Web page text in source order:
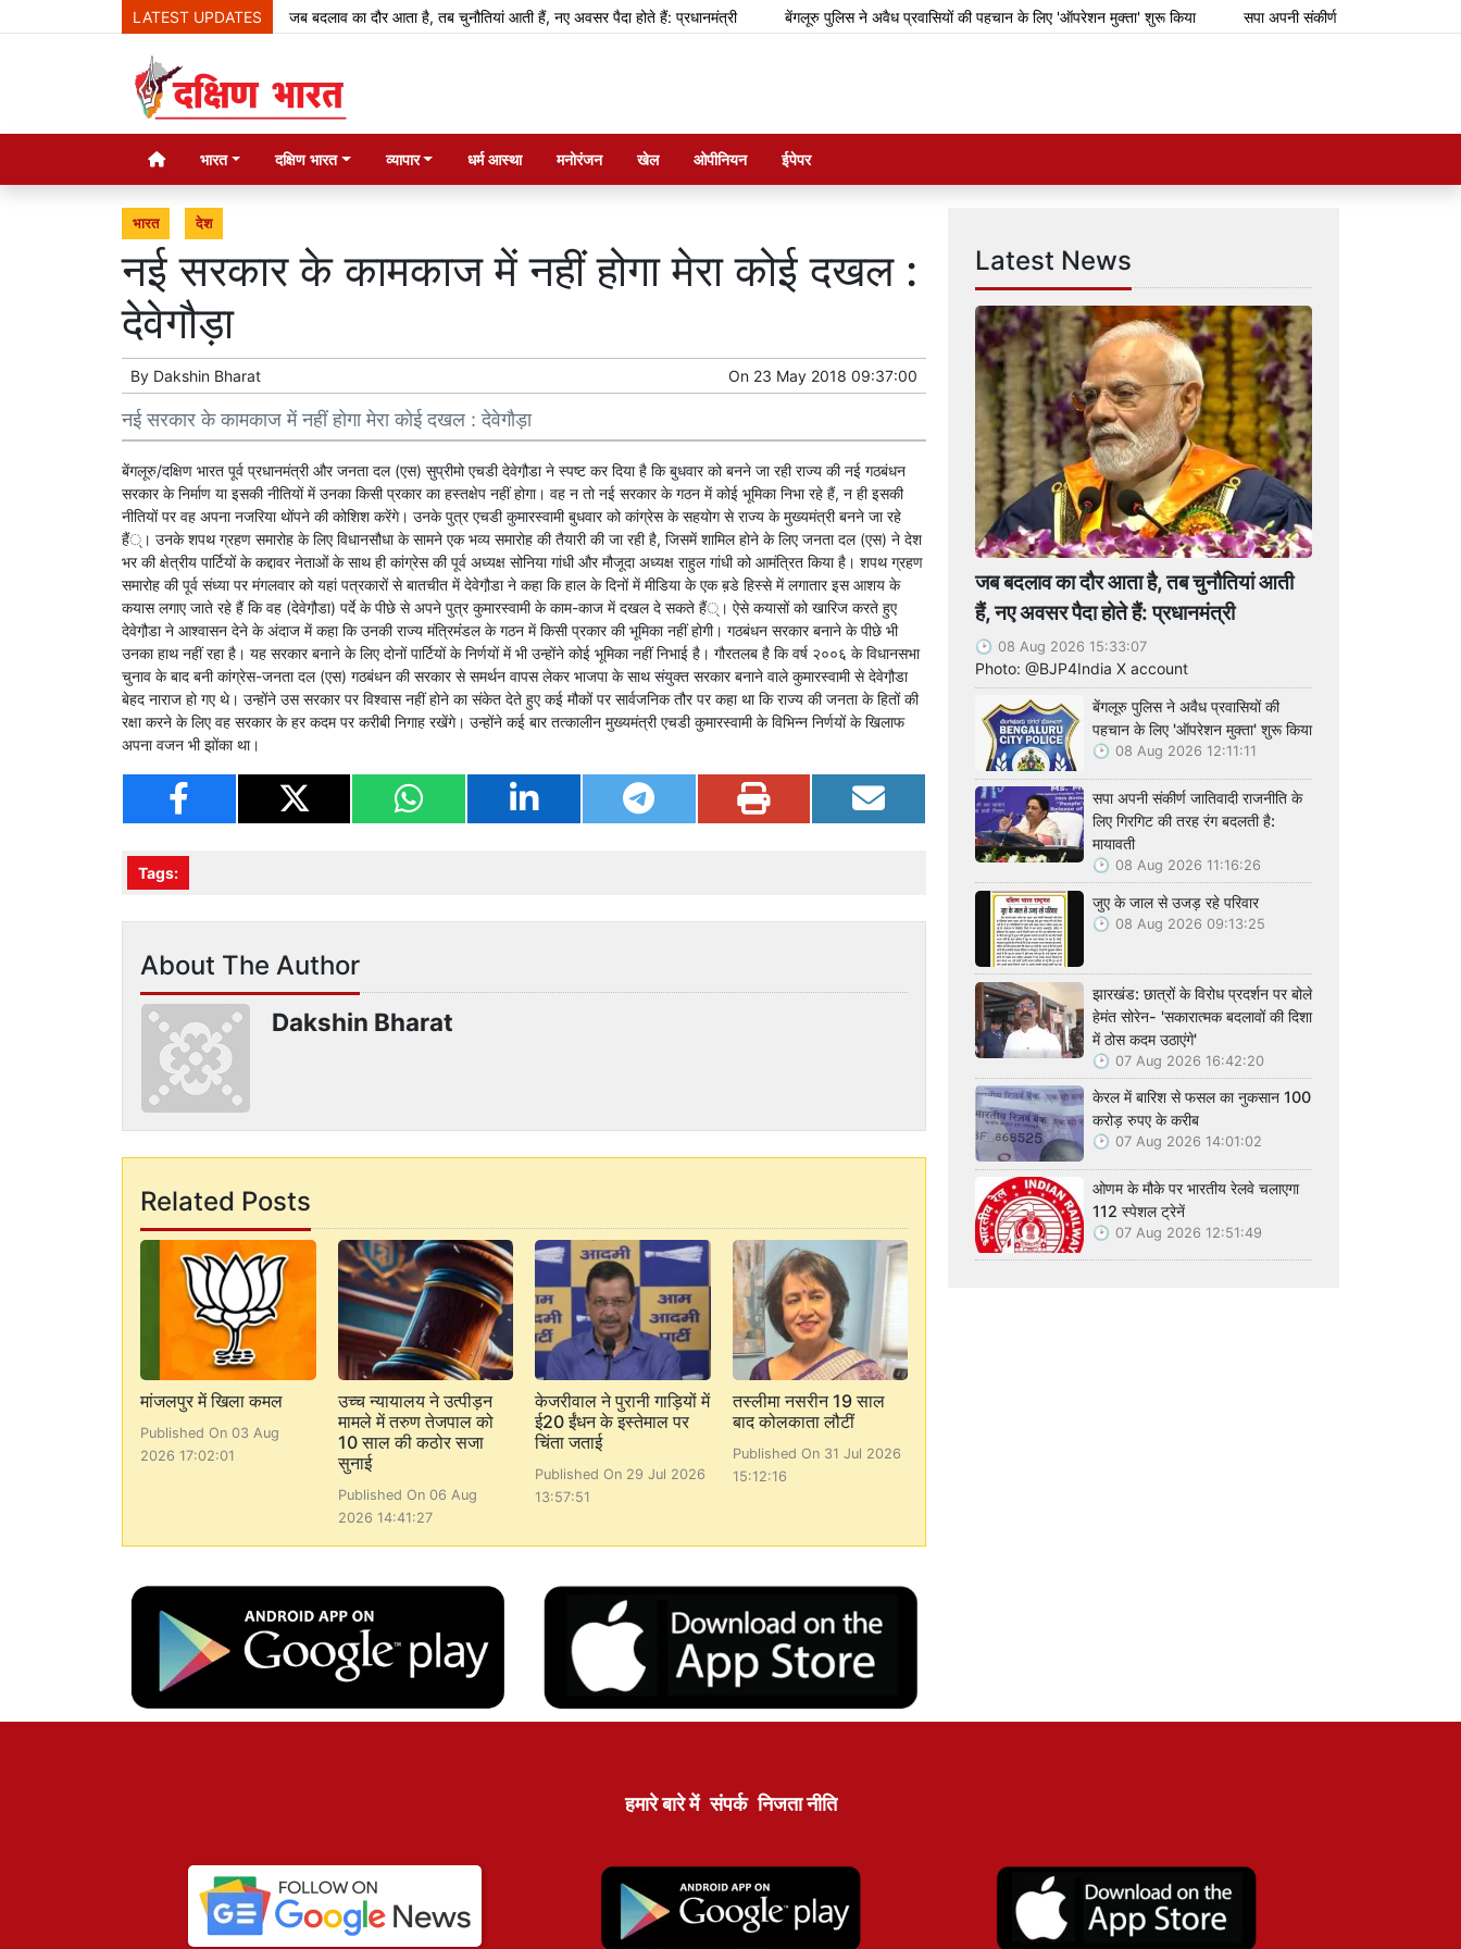
LATEST UPDATESजब बदलाव का दौर आता है, तब चुनौतियां आती हैं, नए अवसर पैदा होते हैं: प्रधानमंत्री बेंगलूरु पुलिस ने अवैध प्रवासियों की पहचान के लिए 'ऑपरेशन मुक्ता' शुरू किया सपा अपनी संकीर्ण जातिवादी राजनीति के लिए
भारत दक्षिण भारत व्यापार धर्म आस्था मनोरंजन खेल ओपीनियन ईपेपर
भारत देश
नई सरकार के कामकाज में नहीं होगा मेरा कोई दखल :
देवेगौड़ा
By Dakshin Bharat On 23 May 2018 09:37:00
नई सरकार के कामकाज में नहीं होगा मेरा कोई दखल : देवेगौड़ा
बेंगलूरु/दक्षिण भारत पूर्व प्रधानमंत्री और जनता दल (एस) सुप्रीमो एचडी देवेगौ़डा ने स्पष्ट कर दिया है कि बुधवार को बनने जा रही राज्य की नई गठबंधन
सरकार के निर्माण या इसकी नीतियों में उनका किसी प्रकार का हस्तक्षेप नहीं होगा। वह न तो नई सरकार के गठन में कोई भूमिका निभा रहे हैं, न ही इसकी
नीतियों पर वह अपना नजरिया थोंपने की कोशिश करेंगे। उनके पुत्र एचडी कुमारस्वामी बुधवार को कांग्रेस के सहयोग से राज्य के मुख्यमंत्री बनने जा रहे
हैं्। उनके शपथ ग्रहण समारोह के लिए विधानसौधा के सामने एक भव्य समारोह की तैयारी की जा रही है, जिसमें शामिल होने के लिए जनता दल (एस) ने देश
भर की क्षेत्रीय पार्टियों के कद्दावर नेताओं के साथ ही कांग्रेस की पूर्व अध्यक्ष सोनिया गांधी और मौजूदा अध्यक्ष राहुल गांधी को आमंत्रित किया है। शपथ ग्रहण
समारोह की पूर्व संध्या पर मंगलवार को यहां पत्रकारों से बातचीत में देवेगौ़डा ने कहा कि हाल के दिनों में मीडिया के एक ब़डे हिस्से में लगातार इस आशय के
कयास लगाए जाते रहे हैं कि वह (देवेगौ़डा) पर्दे के पीछे से अपने पुत्र कुमारस्वामी के काम-काज में दखल दे सकते हैं्। ऐसे कयासों को खारिज करते हुए
देवेगौ़डा ने आश्वासन देने के अंदाज में कहा कि उनकी राज्य मंत्रिमंंडल के गठन में किसी प्रकार की भूमिका नहीं होगी। गठबंधन सरकार बनाने के पीछे भी
उनका हाथ नहीं रहा है। यह सरकार बनाने के लिए दोनों पार्टियों के निर्णयों में भी उन्होंने कोई भूमिका नहीं निभाई है। गौरतलब है कि वर्ष २००६ के विधानसभा
चुनाव के बाद बनी कांग्रेस-जनता दल (एस) गठबंधन की सरकार से समर्थन वापस लेकर भाजपा के साथ संयुक्त सरकार बनाने वाले कुमारस्वामी से देवेगौ़डा
बेहद नाराज हो गए थे। उन्होंने उस सरकार पर विश्वास नहीं होने का संकेत देते हुए कई मौकों पर सार्वजनिक तौर पर कहा था कि राज्य की जनता के हितों की
रक्षा करने के लिए वह सरकार के हर कदम पर करीबी निगाह रखेंगे। उन्होंने कई बार तत्कालीन मुख्यमंत्री एचडी कुमारस्वामी के विभिन्न निर्णयों के खिलाफ
अपना वजन भी झोंका था।
Tags:
About The Author
Dakshin Bharat
Related Posts
मांजलपुर में खिला कमल
Published On 03 Aug
2026 17:02:01
उच्च न्यायालय ने उत्पीड़न
मामले में तरुण तेजपाल को
10 साल की कठोर सजा
सुनाई
Published On 06 Aug
2026 14:41:27
केजरीवाल ने पुरानी गाड़ियों में
ई20 ईंधन के इस्तेमाल पर
चिंता जताई
Published On 29 Jul 2026
13:57:51
तस्लीमा नसरीन 19 साल
बाद कोलकाता लौटीं
Published On 31 Jul 2026
15:12:16
Latest News
जब बदलाव का दौर आता है, तब चुनौतियां आती
हैं, नए अवसर पैदा होते हैं: प्रधानमंत्री
08 Aug 2026 15:33:07
Photo: @BJP4India X account
बेंगलूरु पुलिस ने अवैध प्रवासियों की
पहचान के लिए 'ऑपरेशन मुक्ता' शुरू किया
08 Aug 2026 12:11:11
सपा अपनी संकीर्ण जातिवादी राजनीति के
लिए गिरगिट की तरह रंग बदलती है:
मायावती
08 Aug 2026 11:16:26
जुए के जाल से उजड़ रहे परिवार
08 Aug 2026 09:13:25
झारखंड: छात्रों के विरोध प्रदर्शन पर बोले
हेमंत सोरेन- 'सकारात्मक बदलावों की दिशा
में ठोस कदम उठाएंगे'
07 Aug 2026 16:42:20
केरल में बारिश से फसल का नुकसान 100
करोड़ रुपए के करीब
07 Aug 2026 14:01:02
ओणम के मौके पर भारतीय रेलवे चलाएगा
112 स्पेशल ट्रेनें
07 Aug 2026 12:51:49
हमारे बारे में संपर्क निजता नीति